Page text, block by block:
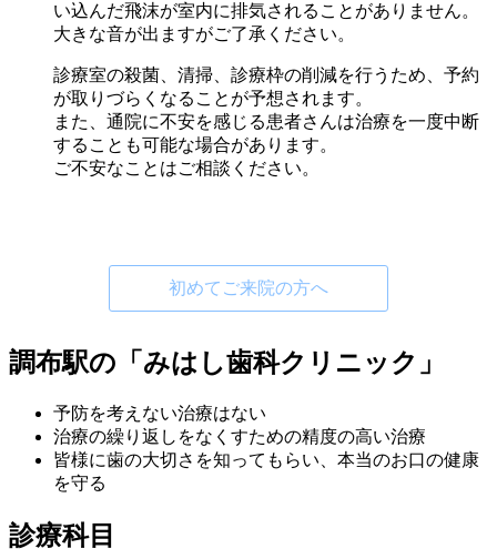
い込んだ飛沫が室内に排気されることがありません。
大きな音が出ますがご了承ください。
診療室の殺菌、清掃、診療枠の削減を行うため、予約
が取りづらくなることが予想されます。
また、通院に不安を感じる患者さんは治療を一度中断
することも可能な場合があります。
ご不安なことはご相談ください。
初めてご来院の方へ
調布駅の「みはし歯科クリニック」
予防を考えない治療はない
治療の繰り返しをなくすための精度の高い治療
皆様に歯の大切さを知ってもらい、本当のお口の健康
を守る
診療科目